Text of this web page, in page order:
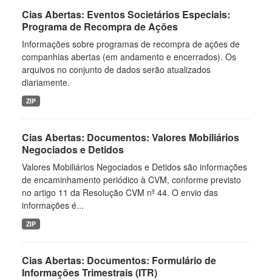
Cias Abertas: Eventos Societários Especiais:
Programa de Recompra de Ações
Informações sobre programas de recompra de ações de
companhias abertas (em andamento e encerrados). Os
arquivos no conjunto de dados serão atualizados
diariamente.
ZIP
Cias Abertas: Documentos: Valores Mobiliários
Negociados e Detidos
Valores Mobiliários Negociados e Detidos são informações
de encaminhamento periódico à CVM, conforme previsto
no artigo 11 da Resolução CVM nº 44. O envio das
informações é...
ZIP
Cias Abertas: Documentos: Formulário de
Informações Trimestrais (ITR)